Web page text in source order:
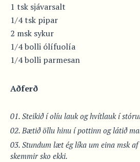
1 tsk sjávarsalt
1/4 tsk pipar
2 msk sykur
1/4 bolli ólífuolía
1/4 bolli parmesan
Aðferð
Steikið í olíu lauk og hvítlauk í
Bætið öllu hinu í pottinn og látið
Stundum læt ég líka um eina msk
skemmir sko ekki.